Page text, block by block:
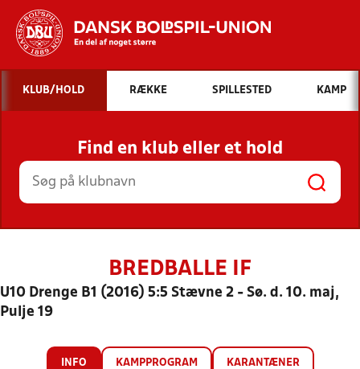
Hvad vil du søge efter?
INDHOLD OG NYHEDER
STILLINGER, RESULTATER, KLUBBER OG
HOLD
KLUB/HOLD RÆKKE SPILLESTED KAMP
Find en klub eller et hold
BREDBALLE IF
U10 Drenge B1 (2016) 5:5 Stævne 2 - Sø. d. 10. maj,
Pulje 19
INFO KAMPPROGRAM KARANTÆNER